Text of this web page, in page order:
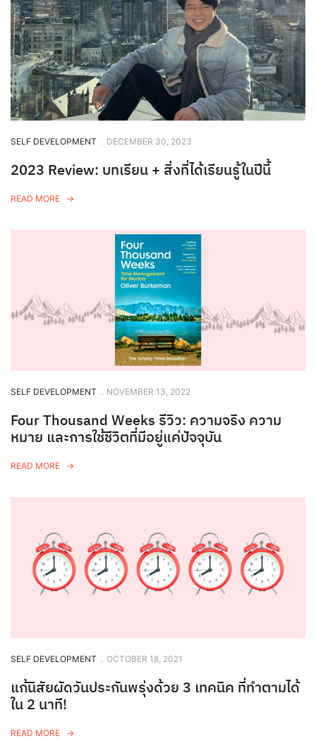
SELF DEVELOPMENT . DECEMBER 30, 2023
2023 Review: บทเรียน + สิ่งที่ได้เรียนรู้ในปีนี้
READ MORE
SELF DEVELOPMENT . NOVEMBER 13, 2022
Four Thousand Weeks รีวิว: ความจริง ความ
หมาย และการใช้ชีวิตที่มีอยู่แค่ปัจจุบัน
READ MORE
SELF DEVELOPMENT . OCTOBER 18, 2021
แก้นิสัยผัดวันประกันพรุ่งด้วย 3 เทคนิค ที่ทำตามได้
ใน 2 นาที!
READ MORE